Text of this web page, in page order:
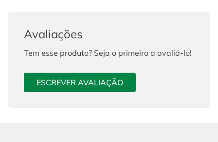
Avaliações
Tem esse produto? Seja o primeiro a avaliá-lo!
ESCREVER AVALIAÇÃO